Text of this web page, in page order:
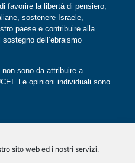
sito web ed i nostri servizi.
favorire la libertà di pensiero,
sostenere Israele,
paese e contribuire alla
dell’ebraismo
non sono da attribuire a
Le opinioni individuali sono